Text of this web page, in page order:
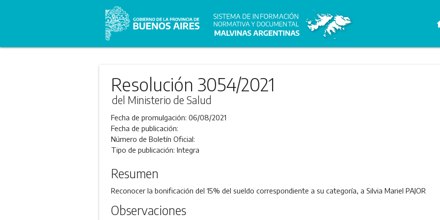
Resolución 3054/2021
del Ministerio de Salud
Fecha de promulgación: 06/08/2021
Fecha de publicación:
Número de Boletín Oficial:
Tipo de publicación: Integra
Resumen
Reconocer la bonificación del 15% del sueldo correspondiente a su categoría, a Silvia Mariel PAJOR
Observaciones